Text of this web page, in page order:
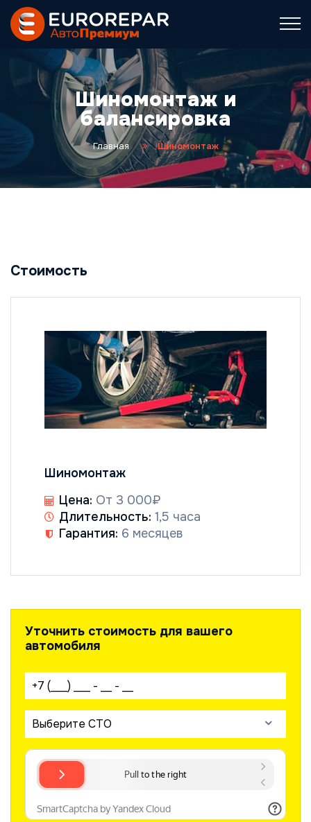
Шиномонтаж и
балансировка
Главная Шиномонтаж
Стоимость
Шиномонтаж
Цена: От 3 000₽
Длительность: 1,5 часа
Гарантия: 6 месяцев
Уточнить стоимость для вашего
автомобиля
Ваш телефон:
Выберите СТО